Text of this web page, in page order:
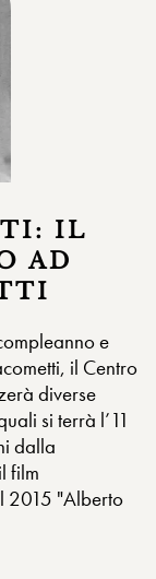
IL
AD
e
il Centro
diverse
si terrà l’11
dalla
film
2015 "Alberto